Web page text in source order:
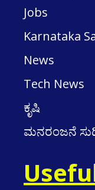
Jobs
Karnataka
News
Tech News
ಕೃಷಿ
ಮನರಂಜನೆ